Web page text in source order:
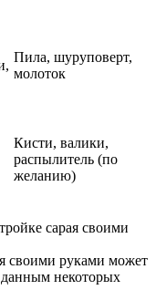
Пила, шуруповерт,
молоток
Кисти, валики,
распылитель (по
желанию)
сарая своими
своими руками может
данным некоторых